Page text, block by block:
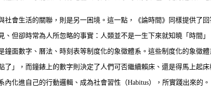
會生活的關聯，則是另一困境。這一點，《論時間》同樣提供了
、但卻時常為人所忽略的事實：人類並不是一生下來就知曉「時
鐘面數字、曆法、時刻表等制度化的象徵體系。這些制度化的象
了」，而鐘錶上的數字則決定了人們可否繼續賴床、還是得馬上
化進自己的行動邏輯、成為社會習性（Habitus），所實踐出來的。